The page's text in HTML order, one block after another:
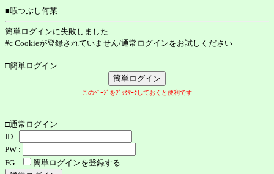
■暇つぶし何某
簡単ログインに失敗しました
#c Cookieが登録されていません/通常ログインをお試しください
□簡単ログイン
このﾍﾟｰｼﾞをﾌﾞｯｸﾏｰｸしておくと便利です
□通常ログイン
ID :
PW :
FG :
簡単ログインを登録する